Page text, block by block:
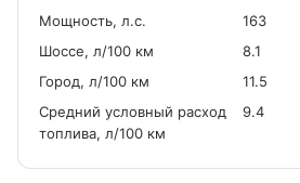
Мощность, л.с.
163
Шоссе, л/100 км
8.1
Город, л/100 км
11.5
Средний условный расход
топлива, л/100 км
9.4